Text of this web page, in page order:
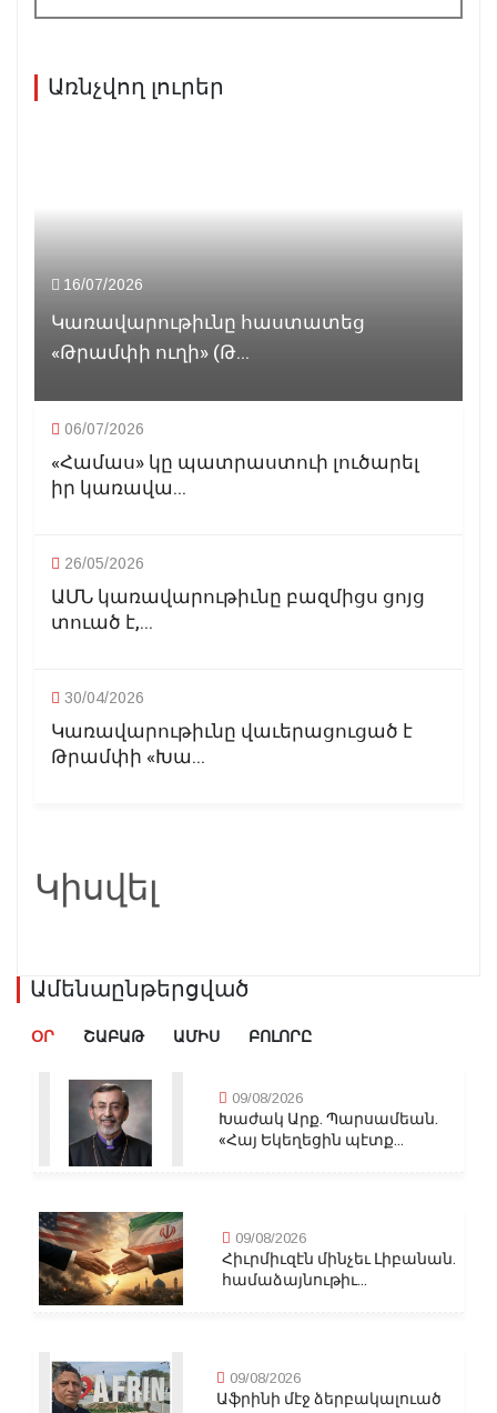
Առնչվող լուրեր
16/07/2026
Կառավարութիւնը հաստատեց
«Թրամփի ուղի» (Թ...
06/07/2026
«Համաս» կը պատրաստուի լուծարել
իր կառավա...
26/05/2026
ԱՄՆ կառավարութիւնը բազմիցս ցոյց
տուած է,...
30/04/2026
Կառավարութիւնը վաւերացուցած է
Թրամփի «Խա...
Կիսվել
Ամենաընթերցված
ՕՐ ՇԱԲԱԹ ԱՄԻՍ ԲՈԼՈՐԸ
09/08/2026
Խաժակ Արք. Պարսամեան.
«Հայ Եկեղեցին պէտք...
09/08/2026
Հիւրմիւզէն մինչեւ Լիբանան.
համաձայնութիւ...
09/08/2026
Աֆրինի մէջ ձերբակալուած